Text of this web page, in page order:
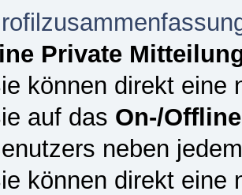
Private
können direkt eine
auf das On-/
neben
können direkt eine